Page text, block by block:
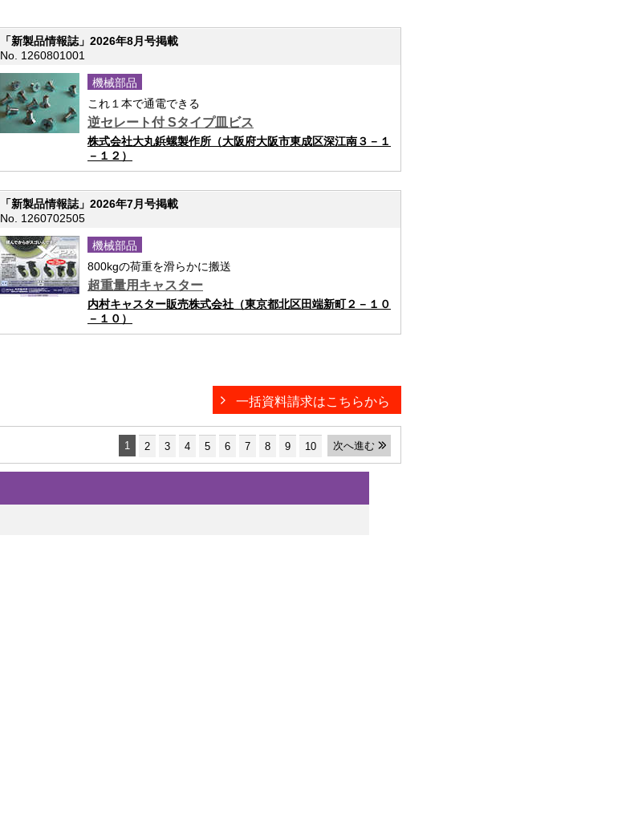
「新製品情報誌」2026年8月号掲載
No. 1260801001
機械部品
これ１本で通電できる
逆セレート付 Sタイプ皿ビス
株式会社大丸鋲螺製作所（大阪府大阪市東成区深江南３－１
－１２）
「新製品情報誌」2026年7月号掲載
No. 1260702505
機械部品
800kgの荷重を滑らかに搬送
超重量用キャスター
内村キャスター販売株式会社（東京都北区田端新町２－１０
－１０）
一括資料請求はこちらから
1 2 3 4 5 6 7 8 9 10 次へ進む